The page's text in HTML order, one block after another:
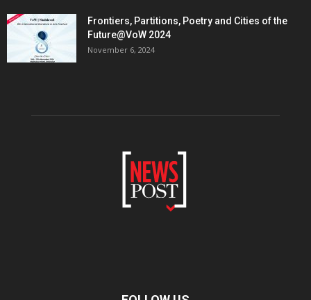
Frontiers, Partitions, Poetry and Cities of the
Future@VoW 2024
November 6, 2024